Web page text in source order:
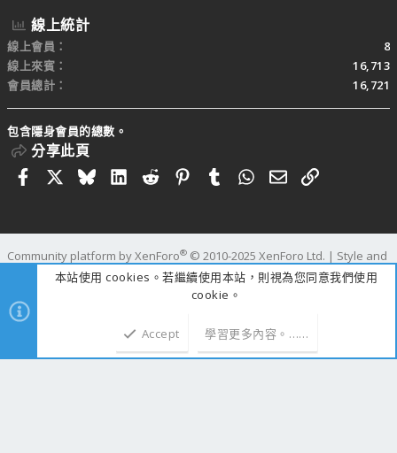
線上統計
線上會員
8
線上來賓
16,713
會員總計
16,721
包含隱身會員的總數。
分享此頁
FacebookBlueskyLinkedIn
RedditPinterestTumblrWhatsApp
電子郵件
連結
Community platform by XenForo® © 2010-2025 XenForo Ltd. | Style and
add-ons by ThemeHouse
時間 1.2327s
本站使用 cookies。若繼續使用本站，則視為您同意我們使用
cookie。
Accept 學習更多內容。……